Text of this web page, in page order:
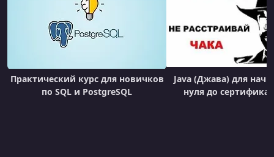
Практический курс для новичков
по SQL и PostgreSQL
Java (Джава) для
нуля до